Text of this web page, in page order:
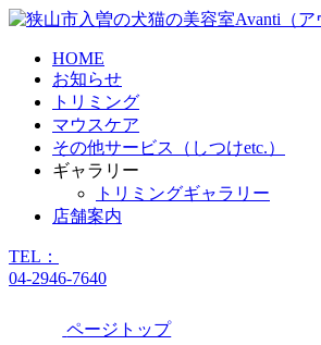
HOME
お知らせ
トリミング
マウスケア
その他サービス（しつけetc.）
ギャラリー
トリミングギャラリー
店舗案内
TEL：
04-2946-7640
ページトップ